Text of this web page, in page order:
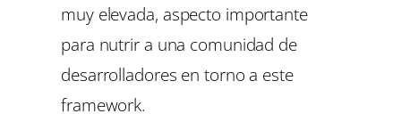
muy elevada, aspecto importante
para nutrir a una comunidad de
desarrolladores en torno a este
framework.